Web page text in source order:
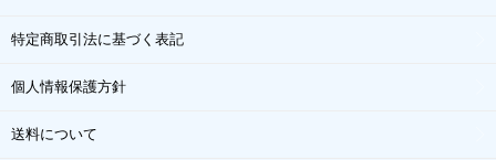
特定商取引法に基づく表記
個人情報保護方針
送料について